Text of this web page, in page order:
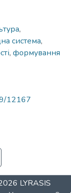
,
система,
, формування
12167
LYRASIS